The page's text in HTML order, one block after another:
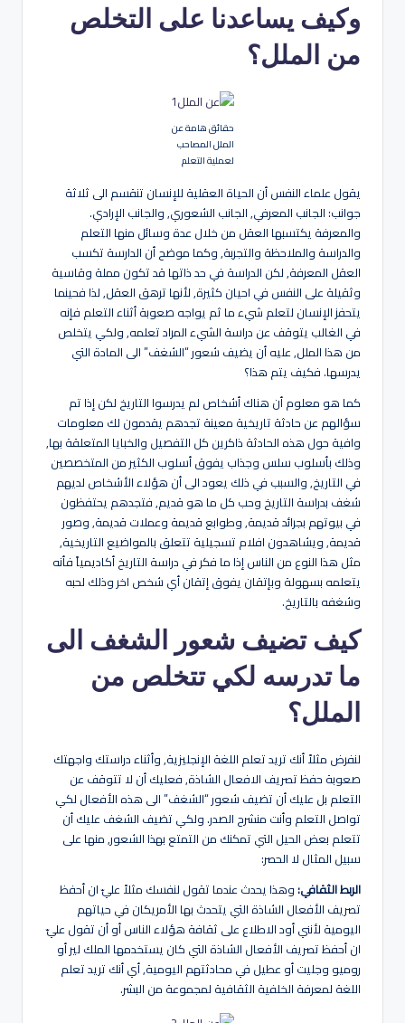
وكيف يساعدنا على التخلص
من الملل؟
حقائق هامة عن
الملل المصاحب
لعملية التعلم
يقول علماء النفس أن الحياة العقلية للإنسان تنقسم الى ثلاثة
جوانب: الجانب المعرفي, الجانب الشعوري, والجانب الإرادي.
والمعرفة يكتسبها العقل من خلال عدة وسائل منها التعلم
والدراسة والملاحظة والتجربة, وكما موضح أن الدارسة تكسب
العقل المعرفة, لكن الدراسة في حد ذاتها قد تكون مملة وقاسية
وثقيلة على النفس في احيان كثيرة, لأنها ترهق العقل, لذا فحينما
يتحفز الإنسان لتعلم شيء ما ثم يواجه صعوبة أثناء التعلم فإنه
في الغالب يتوقف عن دراسة الشيء المراد تعلمه, ولكي يتخلص
من هذا الملل, عليه أن يضيف شعور “الشغف” الى المادة التي
يدرسها. فكيف يتم هذا؟
كما هو معلوم أن هناك أشخاص لم يدرسوا التاريخ لكن إذا تم
سؤالهم عن حادثة تاريخية معينة تجدهم يقدمون لك معلومات
وافية حول هذه الحادثة ذاكرين كل التفصيل والخبايا المتعلقة بها,
وذلك بأسلوب سلس وجذاب يفوق أسلوب الكثير من المتخصصين
في التاريخ, والسبب في ذلك يعود الى أن هؤلاء الأشخاص لديهم
شغف بدراسة التاريخ وحب كل ما هو قديم, فتجدهم يحتفظون
في بيوتهم بجرائد قديمة, وطوابع قديمة وعملات قديمة, وصور
قديمة, ويشاهدون افلام تسجيلية تتعلق بالمواضيع التاريخية,
مثل هذا النوع من الناس إذا ما فكر في دراسة التاريخ أكاديمياً فأنه
يتعلمه بسهولة وبإتقان يفوق إتقان أي شخص اخر وذلك لحبه
وشغفه بالتاريخ.
كيف تضيف شعور الشغف الى
ما تدرسه لكي تتخلص من
الملل؟
لنفرض مثلاً أنك تريد تعلم اللغة الإنجليزية, وأثناء دراستك واجهتك
صعوبة حفظ تصريف الافعال الشاذة, فعليك أن لا تتوقف عن
التعلم بل عليك أن تضيف شعور “الشغف” الى هذه الأفعال لكي
تواصل التعلم وأنت منشرح الصدر. ولكي تضيف الشغف عليك أن
تتعلم بعض الحيل التي تمكنك من التمتع بهذا الشعور, منها على
سبيل المثال لا الحصر:
الربط الثقافي:وهذا يحدث عندما تقول لنفسك مثلاً عليّ ان أحفظ
تصريف الأفعال الشاذة التي يتحدث بها الأمريكان في حياتهم
اليومية لأنني أود الاطلاع على ثقافة هؤلاء الناس أو أن تقول عليّ
ان أحفظ تصريف الأفعال الشاذة التي كان يستخدمها الملك لير أو
روميو وجليت أو عطيل في محادثتهم اليومية, أي أنك تريد تعلم
اللغة لمعرفة الخلفية الثقافية لمجموعة من البشر.